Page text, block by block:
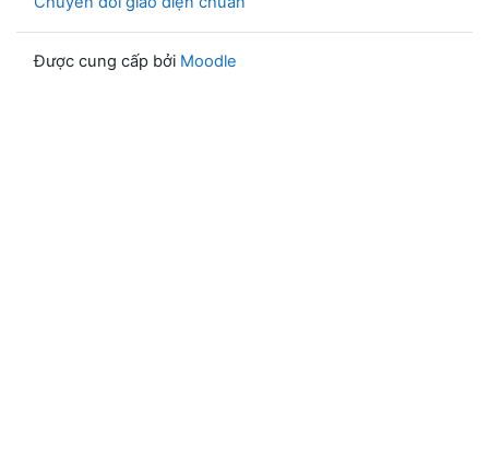
Được cung cấp bởi Moodle